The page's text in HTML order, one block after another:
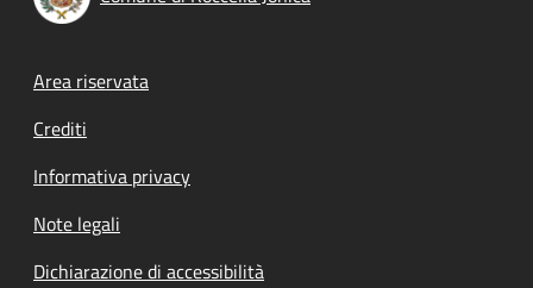
Footer menu
Area riservata
Crediti
Informativa privacy
Note legali
Dichiarazione di accessibilità